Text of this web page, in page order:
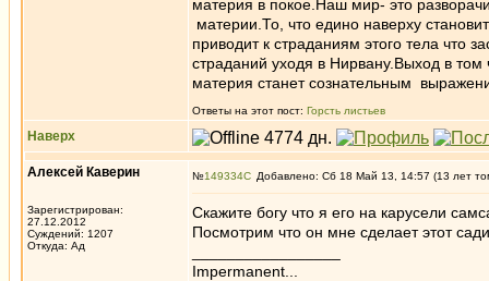
материя в покое.Наш мир- это
материи.То, что едино наверху
приводит к страданиям этого тела что
страданий уходя в Нирвану.Выход в том
материя станет сознательным
Ответы на этот пост: Горсть листьев
Наверх
Алексей Каверин
Зарегистрирован:
27.12.2012
Суждений: 1207
Откуда: Ад
№149334 Добавлено: Сб 18 Май 13, 14:57 (13 лет
Скажите богу что я его на карусели
Посмотрим что он мне сделает этот
Impermanent...